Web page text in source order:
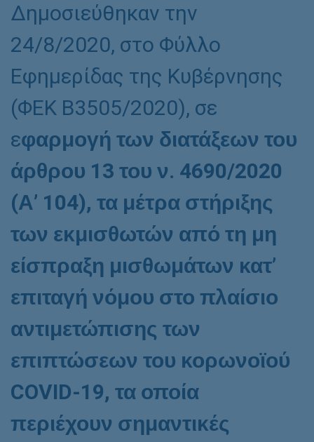
Δημοσιεύθηκαν την
24/8/2020, στο Φύλλο
Εφημερίδας της Κυβέρνησης
(ΦΕΚ Β3505/2020), σε
εφαρμογή των διατάξεων του
άρθρου 13 του ν. 4690/2020
(Α’ 104), τα μέτρα στήριξης
των εκμισθωτών από τη μη
είσπραξη μισθωμάτων κατ’
επιταγή νόμου στο πλαίσιο
αντιμετώπισης των
επιπτώσεων του κορωνοϊού
COVID-19, τα οποία
περιέχουν σημαντικές